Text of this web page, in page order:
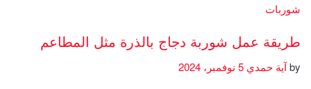
شوربات
طريقة عمل شوربة دجاج بالذرة مثل المطاعم
byآية حمدي